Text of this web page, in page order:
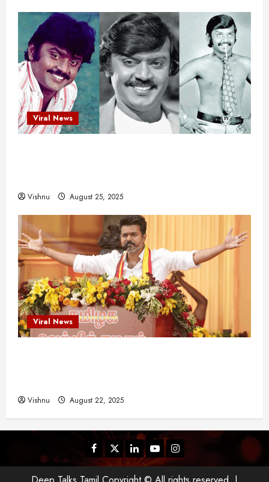
Viral News
Vishnu August 25, 2025
Viral News
Vishnu August 22, 2025
Facebook
TwitterLinkedinYoutubeInstagram